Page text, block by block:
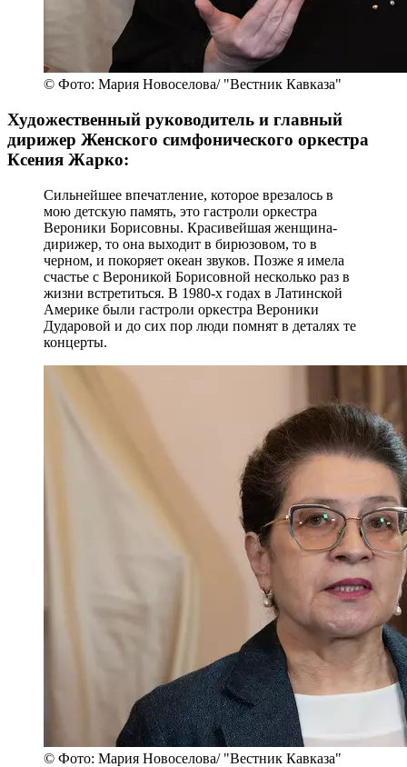
© Фото: Мария Новоселова/ "Вестник Кавказа"
Художественный руководитель и главный
дирижер Женского симфонического оркестра
Ксения Жарко:
Сильнейшее впечатление, которое врезалось в
мою детскую память, это гастроли оркестра
Вероники Борисовны. Красивейшая женщина-
дирижер, то она выходит в бирюзовом, то в
черном, и покоряет океан звуков. Позже я имела
счастье с Вероникой Борисовной несколько раз в
жизни встретиться. В 1980-х годах в Латинской
Америке были гастроли оркестра Вероники
Дударовой и до сих пор люди помнят в деталях те
концерты.
© Фото: Мария Новоселова/ "Вестник Кавказа"